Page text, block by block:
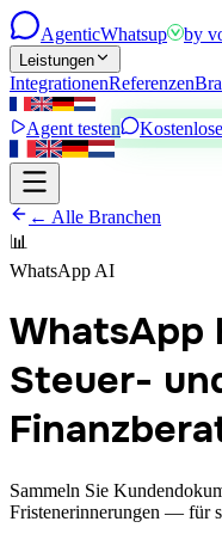
AgenticWhatsup by
Leistungen
IntegrationenReferenzen
Agent testen
← Alle Branchen
📊
WhatsApp AI
WhatsApp
Steuer-
Sammeln Sie
Fristenerinnerungen — für